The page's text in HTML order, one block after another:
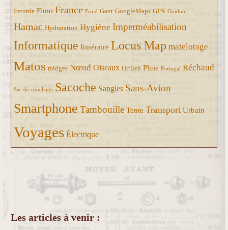
Estonie Fimo France Froid Gant GoogleMaps GPX Guidon
Hamac Hydratation Hygiène Imperméabilisation
Informatique Itinéraire Locus Map matelotage
Matos midges Nœud Oiseaux Ortlieb Pluie Portugal Réchaud
Sac de couchage Sacoche Sangles Sans-Avion
Smartphone Tambouille Tente Transport Urbain
Voyages Électrique
Les articles à venir :